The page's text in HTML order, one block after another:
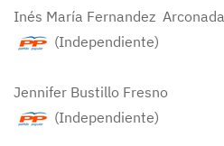
Inés María Fernandez Arconada
(Independiente)
Jennifer Bustillo Fresno
(Independiente)